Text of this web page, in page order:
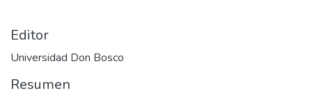
Editor
Universidad Don Bosco
Resumen